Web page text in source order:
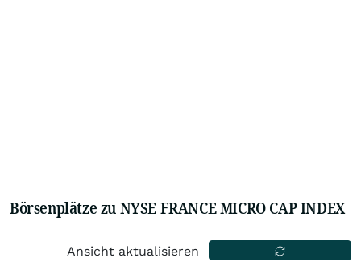
Börsenplätze zu NYSE FRANCE MICRO CAP INDEX
Ansicht aktualisieren